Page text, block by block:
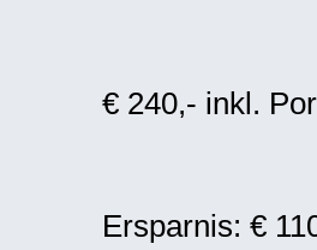
€ 240,- inkl.
Ersparnis: €